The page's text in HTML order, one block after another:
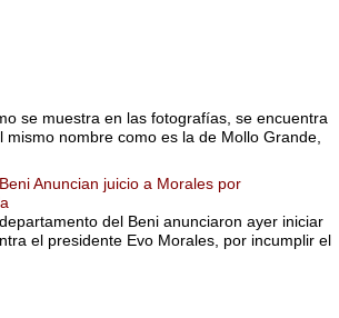
se muestra en las fotografías, se encuentra
mismo nombre como es la de Mollo Grande,
Anuncian juicio a Morales por
del Beni anunciaron ayer iniciar
el presidente Evo Morales, por incumplir el